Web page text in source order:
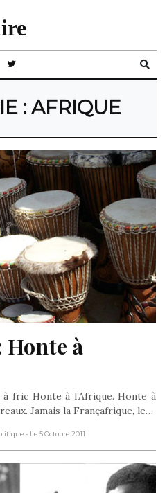
: AFRIQUE
à
fric Honte à l’Afrique. Honte à
Jamais la Françafrique, le…
- Le 5 Octobre 2011